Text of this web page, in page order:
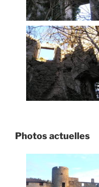
Photos actuelles